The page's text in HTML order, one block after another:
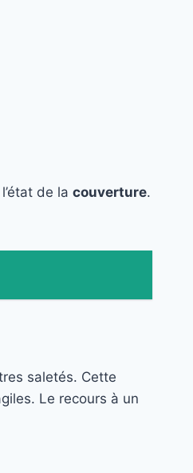
de la couverture.
saletés. Cette
Le recours à un